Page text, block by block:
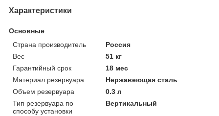
Характеристики
Основные
Страна производитель
Россия
Вес
51 кг
Гарантийный срок
18 мес
Материал резервуара
Нержавеющая сталь
Объем резервуара
0.3 л
Тип резервуара по
способу установки
Вертикальный